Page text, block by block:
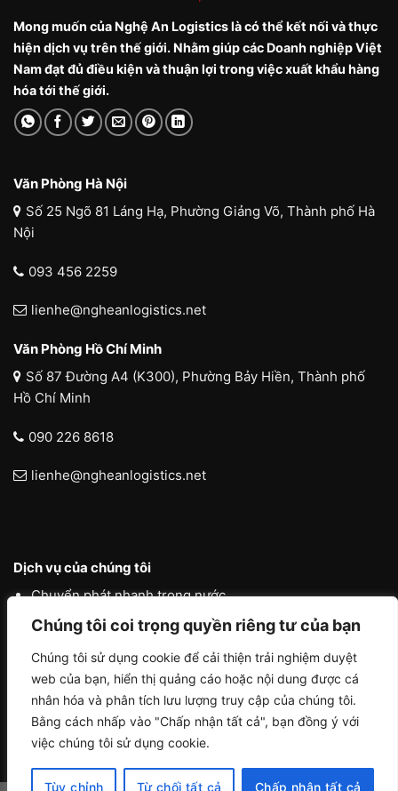
Chúng tôi coi trọng quyền riêng tư của bạn
Chúng tôi sử dụng cookie để cải thiện trải nghiệm duyệt
web của bạn, hiển thị quảng cáo hoặc nội dung được cá
nhân hóa và phân tích lưu lượng truy cập của chúng tôi.
Bằng cách nhấp vào "Chấp nhận tất cả", bạn đồng ý với
việc chúng tôi sử dụng cookie.
Tùy chỉnh Từ chối tất cả Chấp nhận tất cả
Mong muốn của Nghệ An Logistics là có thể kết nối và thực
hiện dịch vụ trên thế giới. Nhằm giúp các Doanh nghiệp Việt
Nam đạt đủ điều kiện và thuận lợi trong việc xuất khẩu hàng
hóa tới thế giới.
Văn Phòng Hà Nội
Số 25 Ngõ 81 Láng Hạ, Phường Giảng Võ, Thành phố Hà
Nội
093 456 2259
lienhe@ngheanlogistics.net
Văn Phòng Hồ Chí Minh
Số 87 Đường A4 (K300), Phường Bảy Hiền, Thành phố
Hồ Chí Minh
090 226 8618
lienhe@ngheanlogistics.net
Dịch vụ của chúng tôi
Chuyển phát nhanh trong nước
Chuyển phát nhanh quốc tế
Liên vận quốc tế
Logistics vận tải nội địa